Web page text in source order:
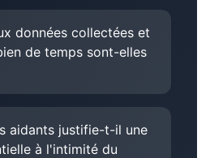
données collectées et
de temps sont-elles
aidants justifie-t-il une
à l'intimité du